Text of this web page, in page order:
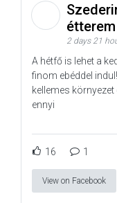
étterem
2 days 21
A hétfő is lehet a
finom ebéddel
kellemes
ennyi
16 1
View on Facebook